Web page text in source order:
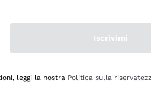
👍
Iscrivimi
leggi la nostra Politica sulla